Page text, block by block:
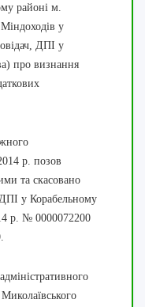
районі м.
у
ДПІ у
про визнання
р. позов
та скасовано
у Корабельному
р. № 0000072200